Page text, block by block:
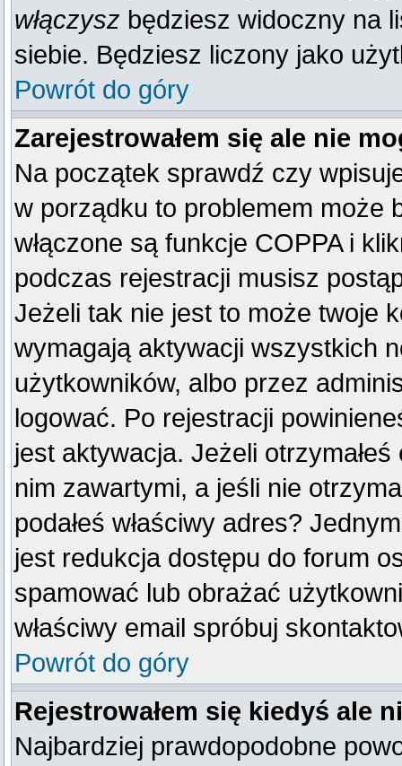
włączysz będziesz widoczny na
siebie. Będziesz liczony jako
Powrót do góry
Zarejestrowałem się ale nie
Na początek sprawdź czy
w porządku to problemem może
włączone są funkcje COPPA i
podczas rejestracji musisz
Jeżeli tak nie jest to może twoje
wymagają aktywacji wszystkich
użytkowników, albo przez
logować. Po rejestracji
jest aktywacja. Jeżeli
nim zawartymi, a jeśli nie
podałeś właściwy adres?
jest redukcja dostępu do forum
spamować lub obrażać
właściwy email spróbuj
Powrót do góry
Rejestrowałem się kiedyś ale
Najbardziej prawdopodobne